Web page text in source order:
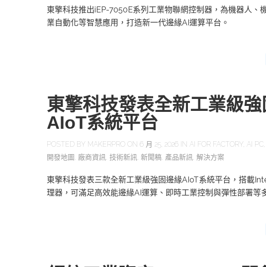
英特爾技術驅動醫療外骨骼解決方案
以3D感知開啟智慧機器人新時代：從深度相機到
【活動報導】Intel攜
人應用部署實戰經驗
器人的關鍵
推探OpenAI Codex Micro專屬控
TensorFlow vs. PyTorch：AI框架
之戰，誰是最佳選擇？
創客開發板AI
東擎科技推出iEP-7050E系列工業物聯網控制器，為機器人、
業自動化等智慧應用，打造新一代邊緣AI運算平台。
東擎科技發表全新工業級
AIoT系統平台
POSTED BY MAKERPRO ON 6 月 25, 2026 IN AI FOR FACTORY, AI PC
開發地圖
廠商資訊 技術新訊 新聞稿 產品新訊 解決方案
東擎科技發表三款全新工業級強固邊緣AIoT系統平台，搭載
理器，可滿足高效能邊緣AI運算、即時工業控制與彈性部署等